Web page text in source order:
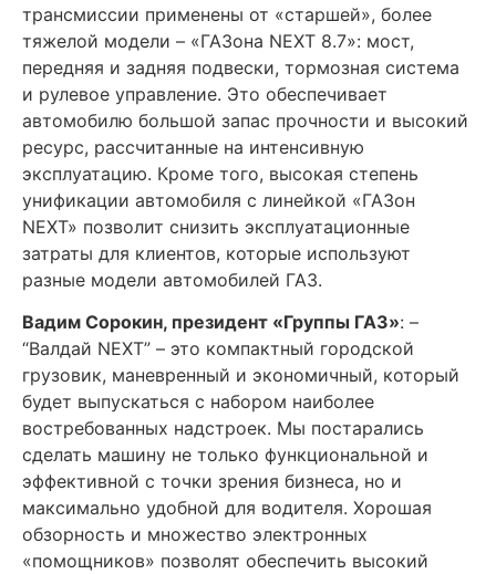
трансмиссии применены от «старшей», более
тяжелой модели – «ГАЗона NEXT 8.7»: мост,
передняя и задняя подвески, тормозная система
и рулевое управление. Это обеспечивает
автомобилю большой запас прочности и высокий
ресурс, рассчитанные на интенсивную
эксплуатацию. Кроме того, высокая степень
унификации автомобиля с линейкой «ГАЗон
NEXT» позволит снизить эксплуатационные
затраты для клиентов, которые используют
разные модели автомобилей ГАЗ.
Вадим Сорокин, президент «Группы ГАЗ»: –
“Валдай NEXT” – это компактный городской
грузовик, маневренный и экономичный, который
будет выпускаться с набором наиболее
востребованных надстроек. Мы постарались
сделать машину не только функциональной и
эффективной с точки зрения бизнеса, но и
максимально удобной для водителя. Хорошая
обзорность и множество электронных
«помощников» позволят обеспечить высокий